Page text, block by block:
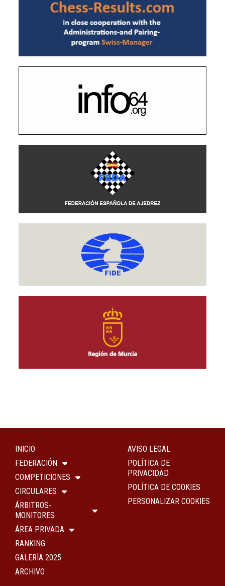
INICIO
FEDERACIÓN
COMPETICIONES
CIRCULARES
ÁRBITROS-
MONITORES
ÁREA PRIVADA
RANKING
GALERÍA 2025
ARCHIVO
AVISO LEGAL
POLÍTICA DE
PRIVACIDAD
POLÍTICA DE COOKIES
PERSONALIZAR COOKIES